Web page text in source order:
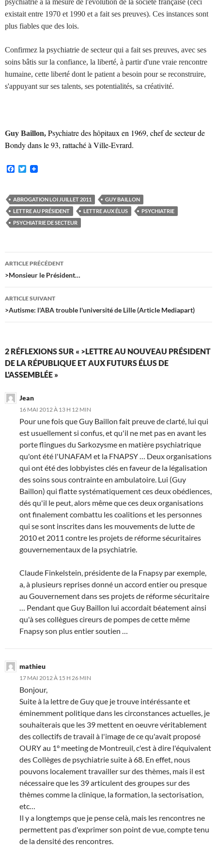
psychiatrie à la mesure de l'évolution de la société française (ceci
existait entre 1970 et 1990 et a fait ses preuves). Ces instances sont
plus fiables que des lois.
Confirmez la psychiatrie de secteur qui a fait ses preuves, avec ses
soins bâtis sur la confiance, la liberté, à partir d'une vraie rencontre
humaine, cette liberté dont le patient a besoin pour se reconstruire,
s'appuyant sur ses talents, ses potentialités, sa créativité.
Guy Baillon, Psychiatre des hôpitaux en 1969, chef de secteur de
Bondy dans le 93, rattaché à Ville-Evrard.
F
b
o
o
k
T
t
e
r
ABROGATION LOI JUILLET 2011
GUY BAILLON
LETTRE AU PRÉSIDENT
LETTRE AUX ÉLUS
PSYCHIATRIE
PSYCHIATRIE DE SECTEUR
Navigation
des
articles
ARTICLE PRÉCÉDENT
>Monsieur le Président…
ARTICLE SUIVANT
>Autisme: l'ABA trouble l'université de Lille (Article Mediapart)
2 RÉFLEXIONS SUR « >LETTRE AU NOUVEAU PRÉSIDENT
DE LA RÉPUBLIQUE ET AUX FUTURS ÉLUS DE
L'ASSEMBLÉE »
Jean
16 MAI 2012 À 13 H 12 MIN
Pour une fois que Guy Baillon fait preuve de clarté, lui qui
est usuellement si confus, et qu'il ne met pas en avant les
porte flingues du Sarkozysme en matière psychiatrique
qu'ont été l'UNAFAM et la FNAPSY … Deux organisations
qui ont été des lobbyistes clés en faveur de la légalisation
des soins sous contrainte en ambulatoire. Lui (Guy
Baillon) qui flatte systématiquement ces deux obédiences,
dés qu'il le peut, alors même que ces deux organisations
ont finalement combattu les coalitions et les personnes
qui se sont inscrites dans les mouvements de lutte de
2010 et 2011 contre les projets de réforme sécuritaires
gouvernementaux de la psychiatrie.
Claude Finkelstein, présidente de la Fnapsy par exemple,
a, à plusieurs reprises donné un accord entier ou presque
au Gouvernement dans ses projets de réforme sécuritaire
… Pendant que Guy Baillon lui accordait béatement ainsi
qu'à ses collègues cireurs de pompes de cette même
Fnapsy son plus entier soutien …
mathieu
17 MAI 2012 À 15 H 26 MIN
Bonjour,
Suite à la lettre de Guy que je trouve intéréssante et
éminemment politique dans les circonstances actuelles, je
souhaiterais que les 39 mettent en oeuvre véritablement
des collectifs de travail à l'image de ce qu'avait proposé
OURY au 1° meeting de Montreuil, c'est à dire l'équivalent
des Collèges de psychiatrie suite à 68. En effet, nous
pouvons localement travailler sur des thèmes, mais il est
nécessaire que les 39 articulent des groupes sur des
thèmes comme la clinique, la formation, la sectorisation,
etc…
Il y a longtemps que je pense celà, mais les rencontres ne
permettent pas d'exprimer son point de vue, compte tenu
de la densité des rencontres.